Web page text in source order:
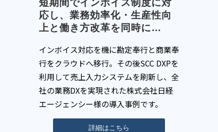
短期間でインボイス制度に対
応し、業務効率化・生産性向
上と働き方改革を同時に…
インボイス対応を機に勘定奉行と商業奉
行をクラウドへ移行。その後SCC DXPを
利用して売上入力システムを刷新し、全
社の業務DXを実現された株式会社日経
エージェンシー様の導入事例です。
詳細はこちら